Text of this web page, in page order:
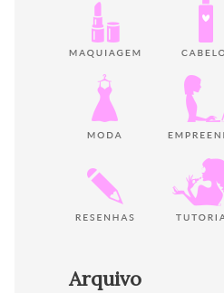
Arquivo